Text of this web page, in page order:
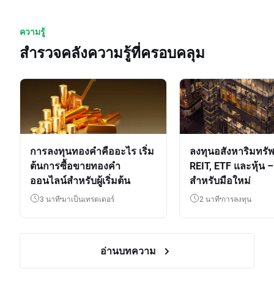
ความรู้
สำรวจคลังความรู้ที่ครอบคลุม
การลงทุนทองคำคืออะไร เริ่ม
ต้นการซื้อขายทองคำ
ออนไลน์สำหรับผู้เริ่มต้น
3 นาที มาเป็นเทรดเดอร์
ลงทุนอสังหาริมทรั
REIT, ETF และหุ้น
สำหรับมือใหม่
2 นาที การลงทุน
อ่านบทความ